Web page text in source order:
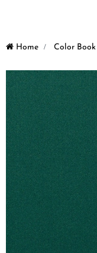
Home > Color Book